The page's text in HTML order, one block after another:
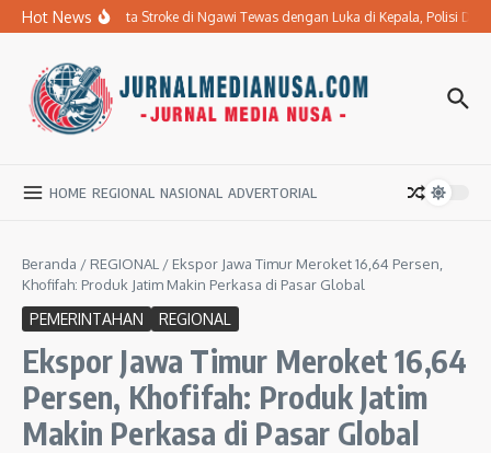
Lewati ke konten
Hot News
Ibu Penderita Stroke di Ngawi Tewas dengan Luka di Kepala, Polisi
HOME REGIONAL NASIONAL ADVERTORIAL
Beranda / REGIONAL / Ekspor Jawa Timur Meroket 16,64 Persen,
Khofifah: Produk Jatim Makin Perkasa di Pasar Global
PEMERINTAHAN REGIONAL
Ekspor Jawa Timur Meroket 16,64
Persen, Khofifah: Produk Jatim
Makin Perkasa di Pasar Global